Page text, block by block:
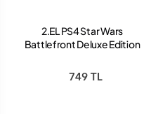
2.EL PS4 Star Wars
Battlefront Deluxe Edition
749 TL